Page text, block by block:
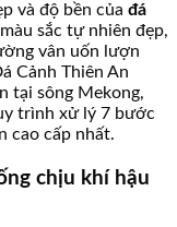
và độ bền của đá
sắc tự nhiên đẹp,
vân uốn lượn
Cảnh Thiên An
tại sông Mekong,
trình xử lý 7 bước
cao cấp nhất.
chịu khí hậu